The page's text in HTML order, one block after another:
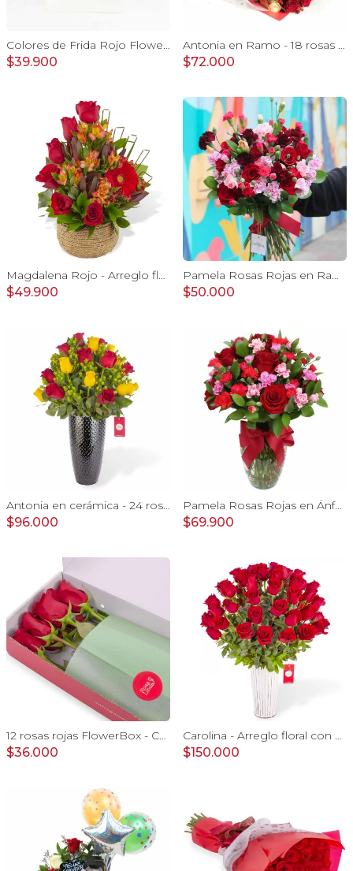
Colores de Frida Rojo Flower Bag - Arreglo floral con rosas, claveles, estate y limonium
$39.900
Antonia en Ramo - 18 rosas mix blanco y rojo con hypericum
$72.000
Magdalena Rojo - Arreglo floral con rosas, gerbera y astromelias rojas
$49.900
Pamela Rosas Rojas en Ramo - Ramo con con rosas rojas y mini claveles
$50.000
Antonia en cerámica - 24 rosas rojo y amarillo e hypericum
$96.000
Pamela Rosas Rojas en Ánfora - Florero de vidrio con con rosas rojas y mini claveles fucsias y rojos
$69.900
12 rosas rojas FlowerBox - Caja de flores con 12 rosas ecuatorianas rojas
$36.000
Carolina - Arreglo floral con 50 rosas rojas
$150.000